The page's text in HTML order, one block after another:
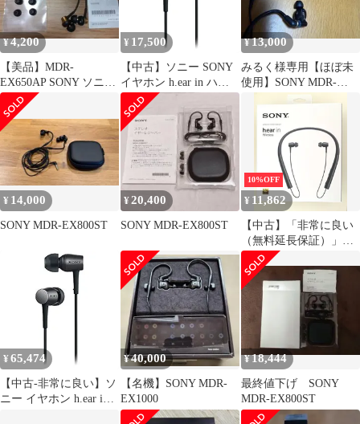
¥4,200
【美品】MDR-
EX650AP SONY ソニ
ー 有線イヤホン
¥ 17,500
【中古】ソニー SONY
イヤホン h.ear in ハイ
レゾ対応 カナル型
MDR-EX750
¥13,000
みるく様専用【ほぼ未
使用】SONY MDR-
EX800ST イヤモニ
¥ 14,000
SONY MDR-EX800ST
¥20,400
SONY MDR-EX800ST
10%OFF
¥ 11,862
【中古】「非常に良い
（無料延長保証）」ソ
ニー SONY ワイヤレス
イヤホン h.ear in
Wireless MDR-EX750BT
: Bluetooth/ハイレゾ対
応 リモコン・マイク付
き チャコールブラック
MD
¥ 65,474
【中古-非常に良い】ソ
ニー イヤホン h.ear in
¥40,000
【名機】SONY MDR-
EX1000
¥18,444
最終値下げ SONY
MDR-EX800ST